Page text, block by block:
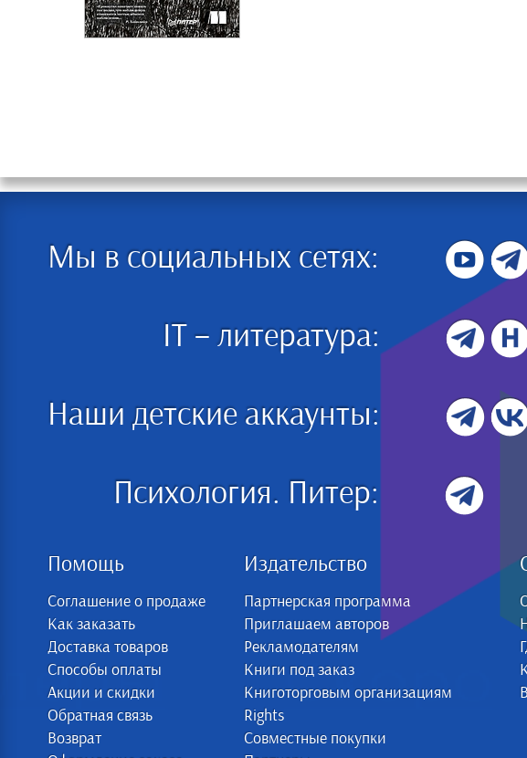
Мы в социальных сетях:
IT – литература:
Наши детские аккаунты:
Психология. Питер:
Помощь
Соглашение о продаже
Как заказать
Доставка товаров
Способы оплаты
Акции и скидки
Обратная связь
Возврат
Издательство
Партнерская программа
Приглашаем авторов
Рекламодателям
Книги под заказ
Книготорговым организациям
Rights
Совместные покупки